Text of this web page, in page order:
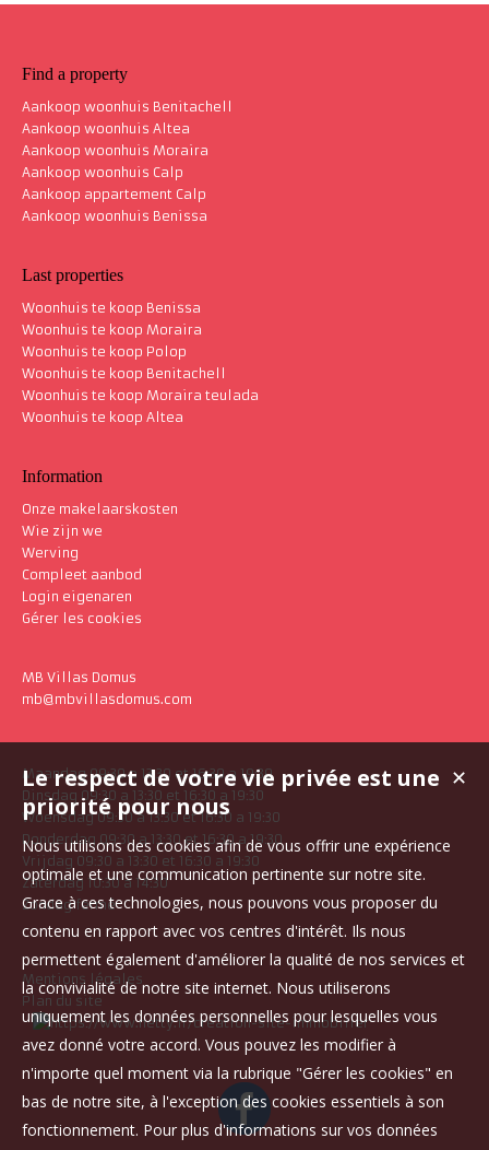
Find a property
Aankoop woonhuis Benitachell
Aankoop woonhuis Altea
Aankoop woonhuis Moraira
Aankoop woonhuis Calp
Aankoop appartement Calp
Aankoop woonhuis Benissa
Last properties
Woonhuis te koop Benissa
Woonhuis te koop Moraira
Woonhuis te koop Polop
Woonhuis te koop Benitachell
Woonhuis te koop Moraira teulada
Woonhuis te koop Altea
Information
Onze makelaarskosten
Wie zijn we
Werving
Compleet aanbod
Login eigenaren
Gérer les cookies
MB Villas Domus
mb@mbvillasdomus.com
Maandag 09:30 a 13:30 et 16:30 a 19:30
Dinsdag 09:30 a 13:30 et 16:30 a 19:30
Woensdag 09:30 a 13:30 et 16:30 a 19:30
Donderdag 09:30 a 13:30 et 16:30 a 19:30
Vrijdag 09:30 a 13:30 et 16:30 a 19:30
Zaterdag 10:30 a 14:30
Zondag fermé
Mentions légales
Plan du site
✕
Le respect de votre vie privée est une
priorité pour nous
Nous utilisons des cookies afin de vous offrir une expérience
optimale et une communication pertinente sur notre site.
Grace à ces technologies, nous pouvons vous proposer du
contenu en rapport avec vos centres d'intérêt. Ils nous
permettent également d'améliorer la qualité de nos services et
la convivialité de notre site internet. Nous utiliserons
uniquement les données personnelles pour lesquelles vous
avez donné votre accord. Vous pouvez les modifier à
n'importe quel moment via la rubrique "Gérer les cookies" en
bas de notre site, à l'exception des cookies essentiels à son
fonctionnement. Pour plus d'informations sur vos données